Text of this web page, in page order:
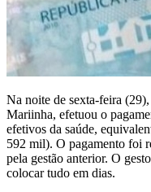
Na noite de sexta-feira
Mariinha, efetuou o
efetivos da saúde,
592 mil). O pagamento foi
pela gestão anterior. O
colocar tudo em dias.